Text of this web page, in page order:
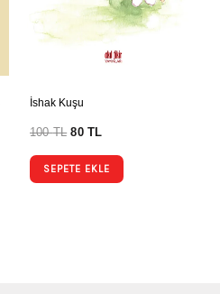
İshak Kuşu
100TL 80TL
SEPETE EKLE